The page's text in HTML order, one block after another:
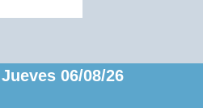
06/08/26